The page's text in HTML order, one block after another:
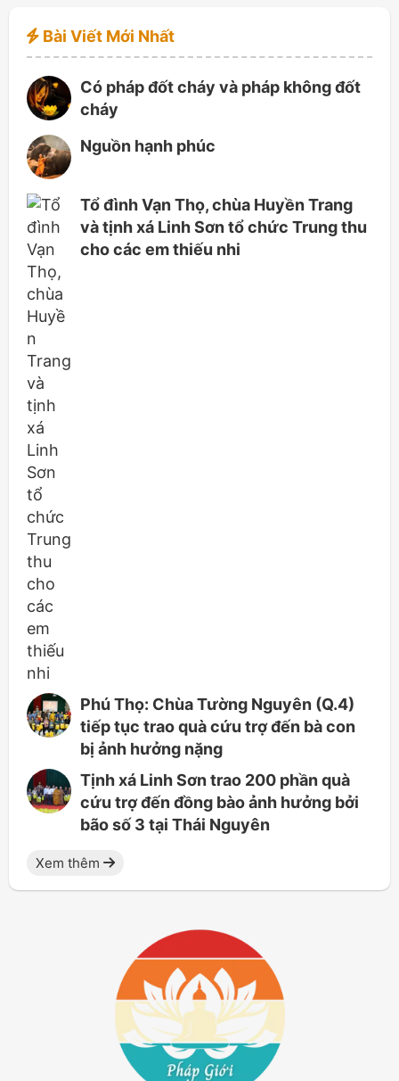
Bài Viết Mới Nhất
Có pháp đốt cháy và pháp không đốt
cháy
Nguồn hạnh phúc
Tổ đình Vạn Thọ, chùa Huyền Trang
và tịnh xá Linh Sơn tổ chức Trung thu
cho các em thiếu nhi
Phú Thọ: Chùa Tường Nguyên (Q.4)
tiếp tục trao quà cứu trợ đến bà con
bị ảnh hưởng nặng
Tịnh xá Linh Sơn trao 200 phần quà
cứu trợ đến đồng bào ảnh hưởng bởi
bão số 3 tại Thái Nguyên
Xem thêm